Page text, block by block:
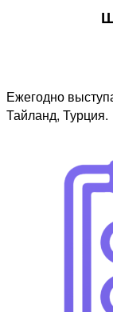
Ежегодно
Тайланд, Турция.